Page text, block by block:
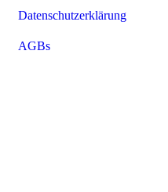
Datenschutzerklärung
AGBs